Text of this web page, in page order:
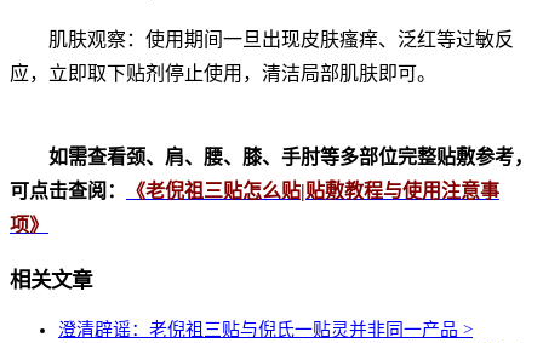
肌肤观察：使用期间一旦出现皮肤瘙痒、泛红等过敏反
应，立即取下贴剂停止使用，清洁局部肌肤即可。
如需查看颈、肩、腰、膝、手肘等多部位完整贴敷参考，
可点击查阅：
《老倪祖三贴怎么贴|贴敷教程与使用注意事
项》
相关文章
澄清辟谣：老倪祖三贴与倪氏一贴灵并非同一产品 >